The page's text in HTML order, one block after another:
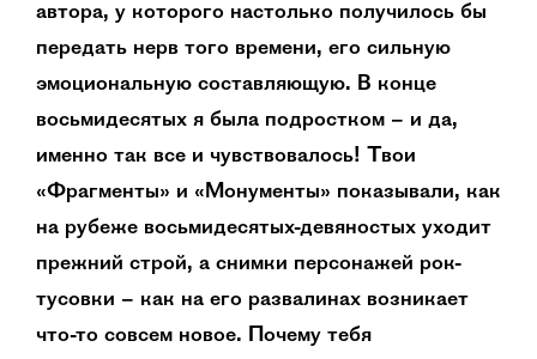
автора, у которого настолько получилось бы
передать нерв того времени, его сильную
эмоциональную составляющую. В конце
восьмидесятых я была подростком – и да,
именно так все и чувствовалось! Твои
«Фрагменты» и «Монументы» показывали, как
на рубеже восьмидесятых-девяностых уходит
прежний строй, а снимки персонажей рок-
тусовки – как на его развалинах возникает
что-то совсем новое. Почему тебя